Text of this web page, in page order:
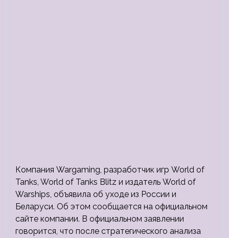
Компания Wargaming, разработчик игр World of
Tanks, World of Tanks Blitz и издатель World of
Warships, объявила об уходе из России и
Беларуси. Об этом сообщается на официальном
сайте компании. В официальном заявлении
говорится, что после стратегического анализа